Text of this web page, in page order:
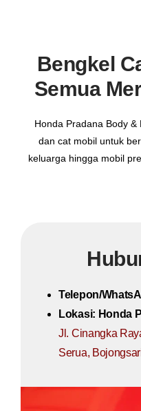
Bengkel
Semua
Honda Pradana Body
dan cat mobil untuk
keluarga hingga mobil
Telepon/
Lokasi: Honda
Jl. Cinangka
Serua,